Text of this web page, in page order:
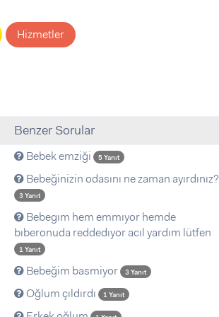
Hizmetler
Benzer Sorular
Bebek emziği 5 Yanıt
Bebeğinizin odasını ne zaman ayırdınız?
3 Yanıt
Bebegım hem emmıyor hemde
bıberonuda reddedıyor acıl yardım lütfen
1 Yanıt
Bebeğim basmiyor 3 Yanıt
Oğlum çıldırdı 1 Yanıt